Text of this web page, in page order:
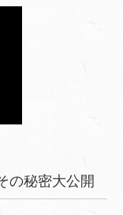
の秘密大公開